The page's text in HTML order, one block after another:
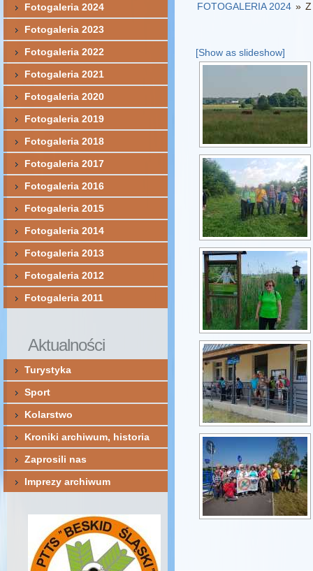
FOTOGALERIA 2024 »
[Show as slideshow]
Fotogaleria 2024
Fotogaleria 2023
Fotogaleria 2022
Fotogaleria 2021
Fotogaleria 2020
Fotogaleria 2019
Fotogaleria 2018
Fotogaleria 2017
Fotogaleria 2016
Fotogaleria 2015
Fotogaleria 2014
Fotogaleria 2013
Fotogaleria 2012
Fotogaleria 2011
Aktualności
Turystyka
Sport
Kolarstwo
Kroniki archiwum, historia
Zaprosili nas
Imprezy archiwum